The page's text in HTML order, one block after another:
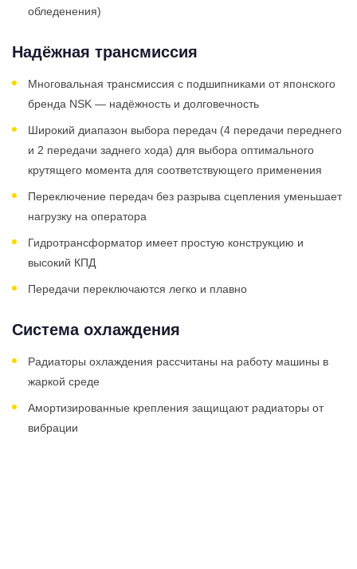
обледенения)
Надёжная трансмиссия
Многовальная трансмиссия с подшипниками от японского
бренда NSK — надёжность и долговечность
Широкий диапазон выбора передач (4 передачи переднего
и 2 передачи заднего хода) для выбора оптимального
крутящего момента для соответствующего применения
Переключение передач без разрыва сцепления уменьшает
нагрузку на оператора
Гидротрансформатор имеет простую конструкцию и
высокий КПД
Передачи переключаются легко и плавно
Система охлаждения
Радиаторы охлаждения рассчитаны на работу машины в
жаркой среде
Амортизированные крепления защищают радиаторы от
вибрации